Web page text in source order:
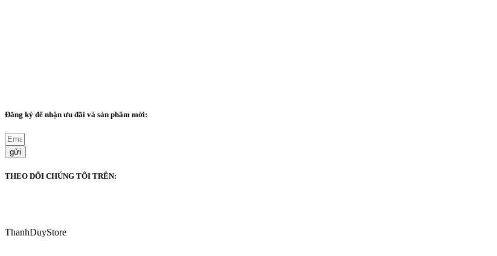
Đăng ký để nhận ưu đãi và sản phẩm mới:
gửi
THEO DÕI CHÚNG TÔI TRÊN:
ThanhDuyStore